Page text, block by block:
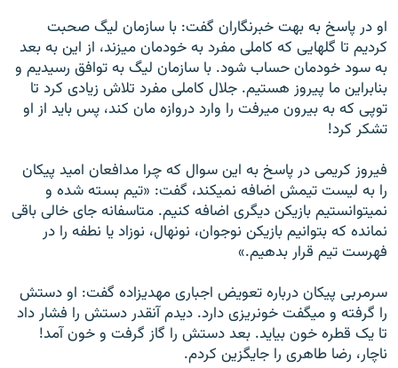
او در پاسخ به بهت خبرنگاران گفت: با سازمان ليگ صحبت
کرديم تا گلهايی که کاملی مفرد به خودمان ميزند، از اين به بعد
به سود خودمان حساب شود. با سازمان ليگ به توافق رسيديم و
بنابراين ما پيروز هستيم. جلال کاملی مفرد تلاش زيادی کرد تا
توپی که به بيرون ميرفت را وارد دروازه مان کند، پس بايد از او
تشکر کرد!
فيروز کريمی در پاسخ به اين سوال که چرا مدافعان اميد پيکان
را به ليست تيمش اضافه نميکند، گفت: «تيم بسته شده و
نميتوانستيم بازيکن ديگری اضافه کنيم. متاسفانه جای خالی باقی
نمانده که بتوانيم بازيکن نوجوان، نونهال، نوزاد يا نطفه را در
فهرست تيم قرار بدهيم.»
سرمربی پيکان درباره تعويض اجباری مهديزاده گفت: او دستش
را گرفته و ميگفت خونريزی دارد. ديدم آنقدر دستش را فشار داد
تا يک قطره خون بيايد. بعد دستش را گاز گرفت و خون آمد!
ناچار، رضا طاهری را جايگزين کردم.